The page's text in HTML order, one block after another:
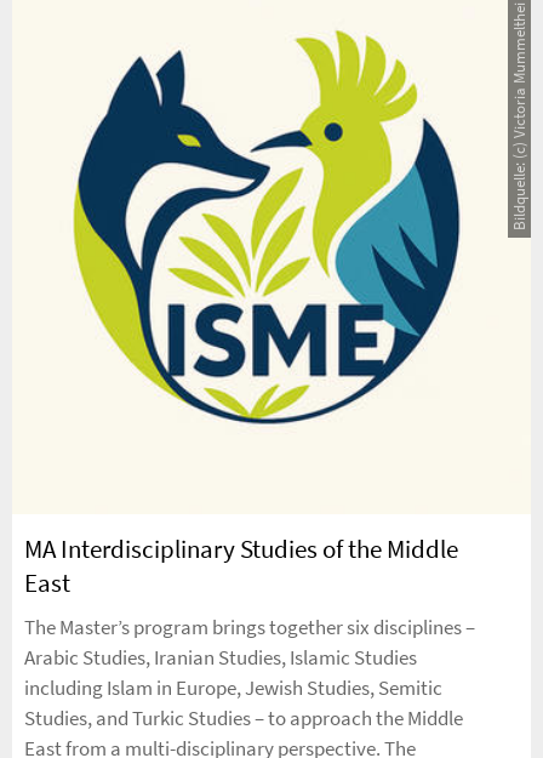
MA Interdisciplinary Studies of the Middle
East
The Master’s program brings together six disciplines –
Arabic Studies, Iranian Studies, Islamic Studies
including Islam in Europe, Jewish Studies, Semitic
Studies, and Turkic Studies – to approach the Middle
East from a multi-disciplinary perspective. The
Bildquelle: (c) Victoria Mummelthei